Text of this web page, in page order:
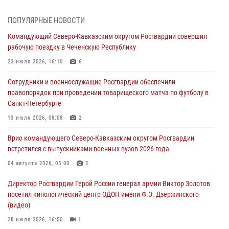
в честь юбилея ведомства
08 августа 2026, 09:03
медицины с учетом опыта СВО
08 августа 2026, 09:00
Военнослужащие Софринской бригады Росгвардии встретились с
дорогой к Победе в СВО» (видео)
08 августа 2026, 07:00
настольному теннису ко Дню физкультурника
ПОПУЛЯРНЫЕ НОВОСТИ
Командующий Северо-Кавказским округом Росгвардии совершил
рабочую поездку в Чеченскую Республику
23 июля 2026, 16:10 6
Сотрудники и военнослужащие Росгвардии обеспечили
правопорядок при проведении товарищеского матча по футболу в
Санкт-Петербурге
13 июля 2026, 08:08 2
Врио командующего Северо-Кавказским округом Росгвардии
встретился с выпускниками военных вузов 2026 года
04 августа 2026, 05:00 2
Директор Росгвардии Герой России генерал армии Виктор Золотов
посетил кинологический центр ОДОН имени Ф.Э. Дзержинского
(видео)
28 июля 2026, 16:50 1